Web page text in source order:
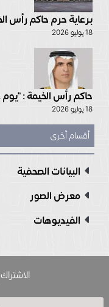
برعاية حرم حاكم رأس
18 يوليو 2026
حاكم رأس الخيمة : “يوم
18 يوليو 2026
أقسام أخرى
البيانات الصحفية
معرض الصور
الفيديوهات